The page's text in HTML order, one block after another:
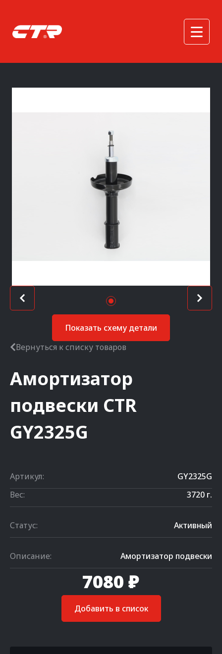
Показать схему детали
Вернуться к списку товаров
Амортизатор
подвески CTR
GY2325G
Артикул:
GY2325G
Вес:
3720 г.
Статус: Активный
Описание: Амортизатор подвески
7080 ₽
Добавить в список